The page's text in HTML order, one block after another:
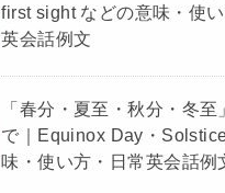
first sight などの意味・使
英会話例文
「春分・夏至・秋分・冬至
で｜Equinox Day・
味・使い方・日常英会話例